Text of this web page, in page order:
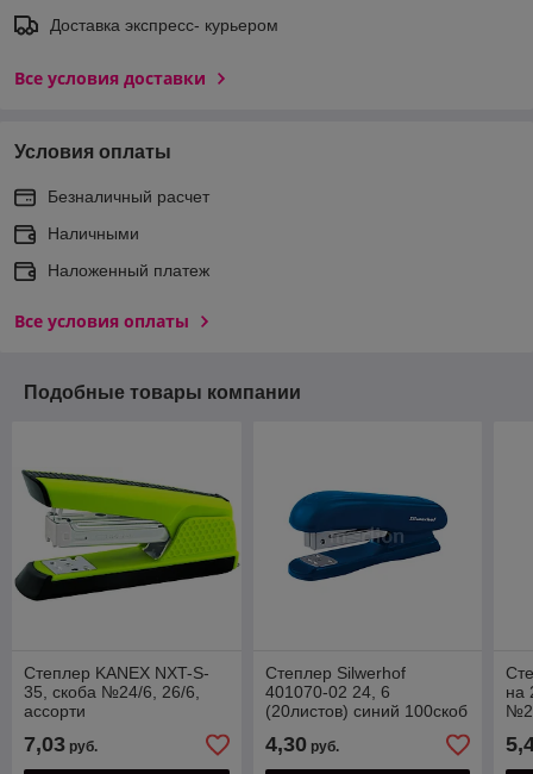
Доставка экспреcс- курьером
Все условия доставки
Условия оплаты
Безналичный расчет
Наличными
Наложенный платеж
Все условия оплаты
Подобные товары компании
Степлер KANEX NXT-S-
35, скоба №24/6, 26/6,
ассорти
7,03 руб.
Степлер Silwerhof
401070-02 24, 6
(20листов) синий 100скоб
4,30руб.
на